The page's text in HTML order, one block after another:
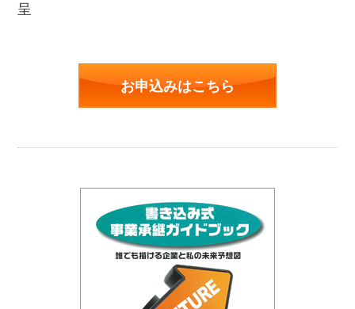
呈
お申込みはこちら